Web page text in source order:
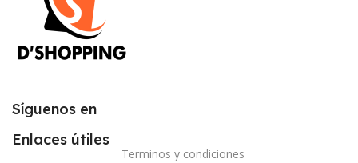
Síguenos en
Enlaces útiles
Terminos y condiciones